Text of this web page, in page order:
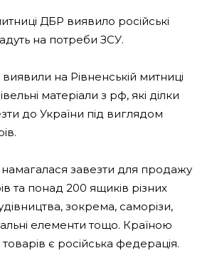
ДБР виявило російські
на потреби ЗСУ.
на Рівненській митниці
матеріали з рф, які ділки
до України під виглядом
завезти для продажу
та понад 200 ящиків різних
зокрема, саморізи,
елементи тощо. Країною
є російська федерація.